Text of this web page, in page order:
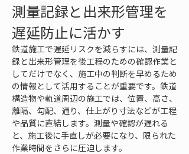
測量記録と出来形管理を
遅延防止に活かす
鉄道施工で遅延リスクを減らすには、測量記
録と出来形管理を後工程のための確認作業と
してだけでなく、施工中の判断を早めるため
の情報として活用することが重要です。鉄道
構造物や軌道周辺の施工では、位置、高さ、
離隔、勾配、通り、仕上がり寸法などが工程
や品質に直結します。測量や確認が遅れる
と、施工後に手直しが必要になり、限られた
作業時間をさらに圧迫します。